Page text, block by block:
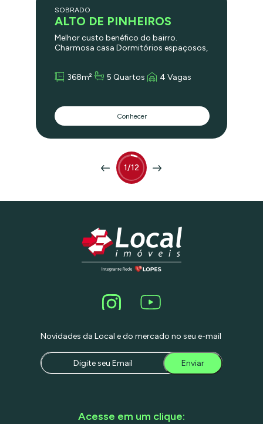
1/12
SOBRADO
ALTO DE PINHEIROS
Melhor custo benéfico do bairro.
Charmosa casa Dormitórios espaçosos,
recebe sol praticamente o dia todo.
Com uma bela praça na própria rua.
Ligue agora mesmo e agende sua visita!
368m² 5 Quartos 4 Vagas
Conhecer
Novidades da Local e do mercado no seu e-mail
Enviar
Acesse em um clique: